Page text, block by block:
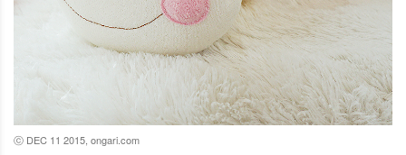
ⓒ DEC 11 2015, ongari.com